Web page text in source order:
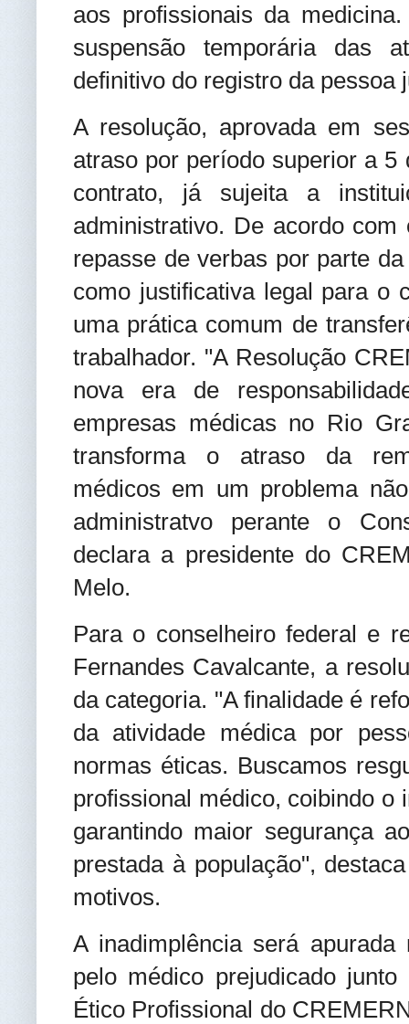
aos profissionais da
suspensão temporária das
definitivo do registro da
A resolução, aprovada em
atraso por período superior a
contrato, já sujeita a
administrativo. De acordo
repasse de verbas por parte
como justificativa legal para o
uma prática comum de
trabalhador. "A Resolução
nova era de
empresas médicas no Rio
transforma o atraso da
médicos em um problema
administratvo perante o
declara a presidente do
Melo.
Para o conselheiro federal e
Fernandes Cavalcante, a
da categoria. "A finalidade é
da atividade médica por
normas éticas. Buscamos
profissional médico, coibindo o
garantindo maior segurança
prestada à população",
motivos.
A inadimplência será apurada
pelo médico prejudicado
Ético Profissional do